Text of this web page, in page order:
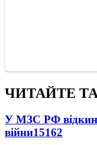
ЧИТАЙТЕ
У МЗС РФ
війни15162